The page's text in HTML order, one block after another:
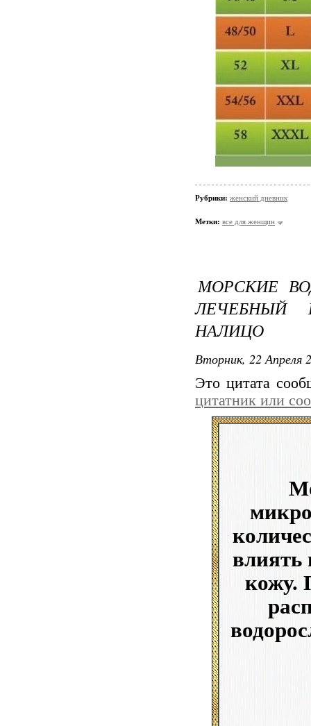
Рубрики: женский дневник
Метки: все для женщин
МОРСКИЕ
ЛЕЧЕБНЫЙ
НАЛИЦО
Вторник, 22 Апреля
Это цитата
цитатник или
влиять
кожу.